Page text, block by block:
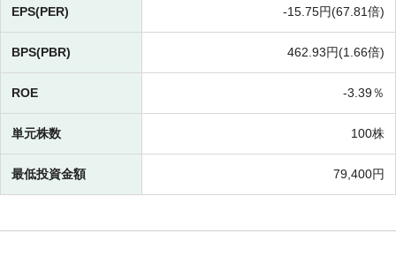
EPS(PER) -15.75円(67.81倍)
BPS(PBR) 462.93円(1.66倍)
ROE -3.39％
単元株数 100株
最低投資金額 79,400円